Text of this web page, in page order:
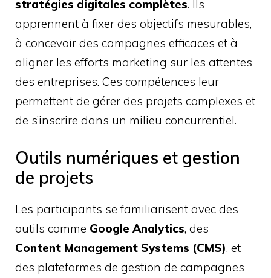
stratégies digitales complètes. Ils
apprennent à fixer des objectifs mesurables,
à concevoir des campagnes efficaces et à
aligner les efforts marketing sur les attentes
des entreprises. Ces compétences leur
permettent de gérer des projets complexes et
de s’inscrire dans un milieu concurrentiel.
Outils numériques et gestion
de projets
Les participants se familiarisent avec des
outils comme Google Analytics, des
Content Management Systems (CMS), et
des plateformes de gestion de campagnes